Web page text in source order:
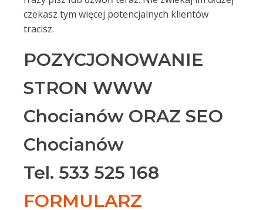
czekasz tym więcej potencjalnych klientów
tracisz.
POZYCJONOWANIE
STRON WWW
Chocianów ORAZ SEO
Chocianów
Tel. 533 525 168
FORMULARZ